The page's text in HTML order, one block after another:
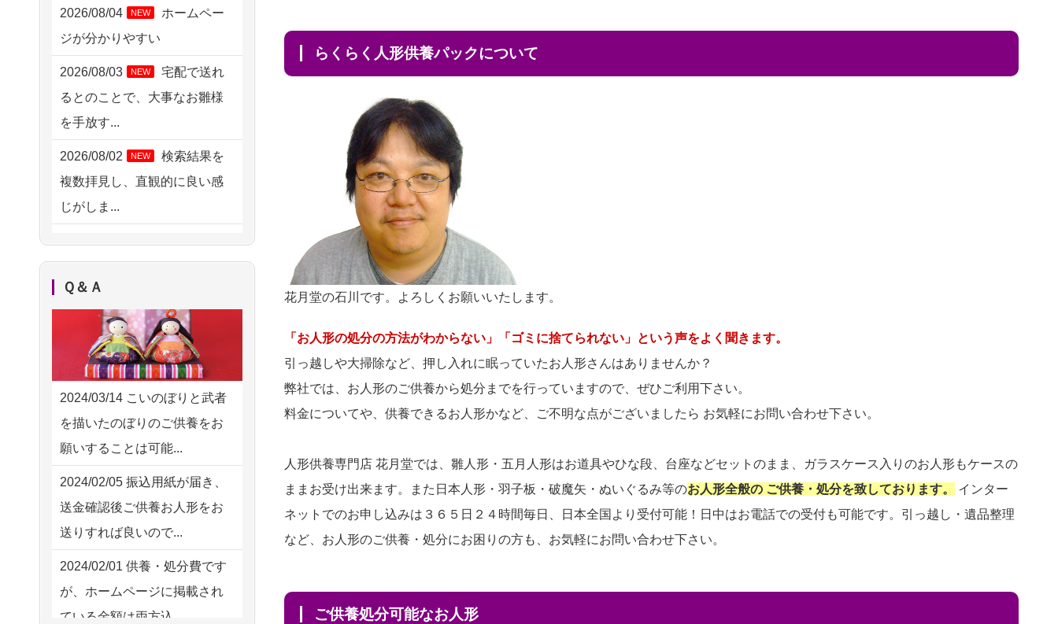
らくらく人形供養パックについて
花月堂の石川です。よろしくお願いいたします。
「お人形の処分の方法がわからない」「ゴミに捨てられない」という声をよく聞きます。
引っ越しや大掃除など、押し入れに眠っていたお人形さんはありませんか？
弊社では、お人形のご供養から処分までを行っていますので、ぜひご利用下さい。
料金についてや、供養できるお人形かなど、ご不明な点がございましたら お気軽にお問い合わせ下さい。
人形供養専門店 花月堂では、雛人形・五月人形はお道具やひな段、台座などセットのまま、ガラスケース入りのお人形もケースの
ままお受け出来ます。また日本人形・羽子板・破魔矢・ぬいぐるみ等のお人形全般の ご供養・処分を致しております。
インター
ネットでのお申し込みは３６５日２４時間毎日、日本全国より受付可能！日中はお電話での受付も可能です。引っ越し・遺品整理
など、お人形のご供養・処分にお困りの方も、お気軽にお問い合わせ下さい。
ご供養処分可能なお人形
横浜市の方からお申込み
2026/08/05 15:07
東京都の方からお申込み
2026/08/05 11:33
神奈川の方からお申込み
2026/08/04 17:34
西亀有の方からお申込み
千葉県の方からお申込み
2026/08/04 14:04
2026/08/04 00:38
中野区の方からお申込み
2026/08/03 21:17
愛知県の方からお申込み
2026/08/02 18:47
虎ノ門の方からお申込み
2026/08/02 11:15
千葉県の方からお申込み
2026/08/02 10:39
神奈川の方からお申込み
2026/08/04 NEW
ホームペー
ジが分かりやすい
2026/08/03 NEW
宅配で送れ
るとのことで、大事なお雛様
を手放す...
2026/08/02 NEW
検索結果を
複数拝見し、直観的に良い感
じがしま...
ハードルが高そうに思えるの
ですが、...
2026/08/02 NEW
祖母の人形
供養の際も利用させていただ
き安心感がある
お人形の仕
分けなども丁寧に行う様子か
ら、大切...
供養の内容（料金
や送り方等）がとても丁寧に
説...
つい先日も利用さ
せていただきました。 手続...
Ｑ＆Ａ
2024/03/14 こいのぼりと武者
を描いたのぼりのご供養をお
願いすることは可能...
2024/02/05 振込用紙が届き、
送金確認後ご供養お人形をお
送りすれば良いので...
2024/02/01 供養・処分費です
が、ホームページに掲載され
ている金額は両方込...